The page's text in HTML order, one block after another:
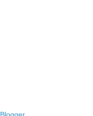
Blogger.